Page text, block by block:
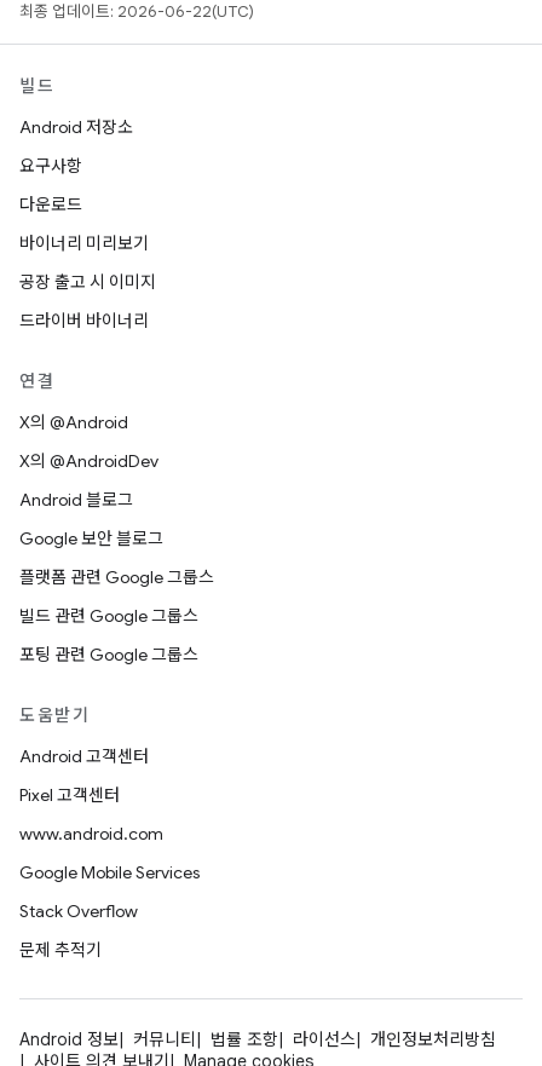
최종 업데이트: 2026-06-22(UTC)
빌드
Android 저장소
요구사항
다운로드
바이너리 미리보기
공장 출고 시 이미지
드라이버 바이너리
연결
X의 @Android
X의 @AndroidDev
Android 블로그
Google 보안 블로그
플랫폼 관련 Google 그룹스
빌드 관련 Google 그룹스
포팅 관련 Google 그룹스
도움받기
Android 고객센터
Pixel 고객센터
www.android.com
Google Mobile Services
Stack Overflow
문제 추적기
Android 정보 커뮤니티 법률 조항 라이선스
개인정보처리방침
사이트 의견 보내기
Manage cookies